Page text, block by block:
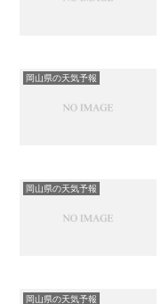
岡山県の天気予報
岡山県の天気予報
岡山県の天気予報